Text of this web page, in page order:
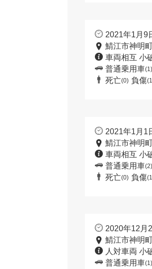
2021年1月9
鯖江市神明
車両相互 小
普通乗用車(1)
死亡(0) 負傷
2021年1月1
鯖江市神明
車両相互 小
普通乗用車(2)
死亡(0) 負傷
2020年12月
鯖江市神明
人対車両 小
普通乗用車(1)